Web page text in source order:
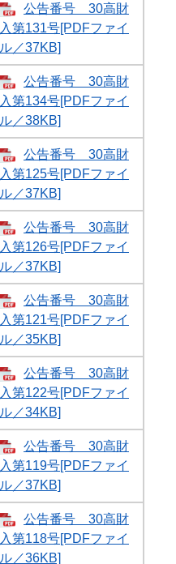
公告番号 30高財
入第131号[PDFファイ
ル／37KB]
公告番号 30高財
入第134号[PDFファイ
ル／38KB]
公告番号 30高財
入第125号[PDFファイ
ル／37KB]
公告番号 30高財
入第126号[PDFファイ
ル／37KB]
公告番号 30高財
入第121号[PDFファイ
ル／35KB]
公告番号 30高財
入第122号[PDFファイ
ル／34KB]
公告番号 30高財
入第119号[PDFファイ
ル／37KB]
公告番号 30高財
入第118号[PDFファイ
ル／36KB]